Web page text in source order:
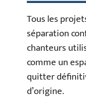
Tous les
séparation
chanteurs
comme un
quitter
d’origine.